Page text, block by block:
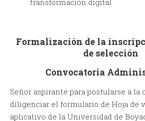
transformación digital
Formalización de la
de selección
Convocatoria
Señor aspirante para postularse a la
diligenciar el formulario de Hoja de
aplicativo de la Universidad de